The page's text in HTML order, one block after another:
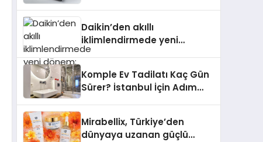
Daikin’den akıllı
iklimlendirmede yeni
dönem: Madoka Plus
Komple Ev Tadilatı Kaç Gün
Sürer? İstanbul İçin Adım
Mirabellix, Türkiye’den
dünyaya uzanan güçlü